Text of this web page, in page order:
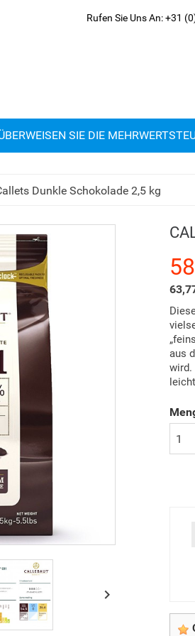
Rufen Sie Uns An:+31
SIE DIE
Dunkle Schokolade 2,5 kg

aus
wird.